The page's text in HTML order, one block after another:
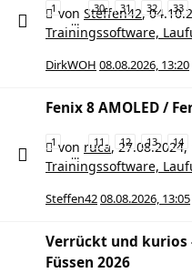
1
…
30 31 32 33
von Steffen42,
Trainingssoftware,
DirkWOH 08.08.2026, 13:20
Fenix 8 AMOLED /
1
…
11 12 13 14
von ruca, 27.08.2024,
Trainingssoftware,
Steffen4208.08.2026, 13:05
Verrückt und kurios
Füssen 2026